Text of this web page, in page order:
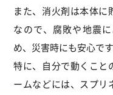
また、消火剤は本体に
なので、腐敗や地震
め、災害時にも安心です
特に、自分で動くこと
ームなどには、スプリ